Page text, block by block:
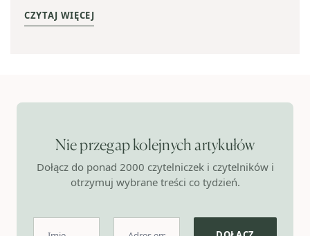
CZYTAJ WIĘCEJ
Nie przegap kolejnych artykułów
Dołącz do ponad 2000 czytelniczek i czytelników i
otrzymuj wybrane treści co tydzień.